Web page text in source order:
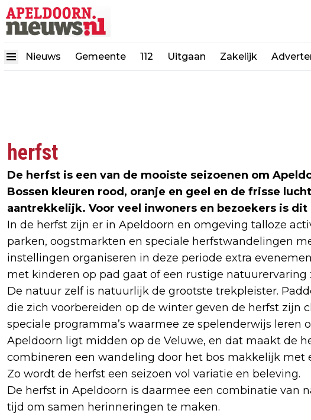
Nieuws Gemeente 112 Uitgaan Zakelijk
herfst
De herfst is een van de mooiste seizoenen om
Bossen kleuren rood, oranje en geel en de frisse
aantrekkelijk. Voor veel inwoners en bezoekers is
In de herfst zijn er in Apeldoorn en omgeving talloze
parken, oogstmarkten en speciale herfstwandelingen
instellingen organiseren in deze periode extra
met kinderen op pad gaat of een rustige natuurervaring
De natuur zelf is natuurlijk de grootste trekpleister.
die zich voorbereiden op de winter geven de herfst zijn
speciale programma’s waarmee ze spelenderwijs leren
Apeldoorn ligt midden op de Veluwe, en dat maakt de
combineren een wandeling door het bos makkelijk met
Zo wordt de herfst een seizoen vol variatie en beleving.
De herfst in Apeldoorn is daarmee een combinatie van
tijd om samen herinneringen te maken.